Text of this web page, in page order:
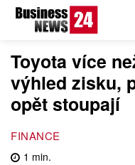
Toyota více
výhled zisku,
opět stoupají
FINANCE
1 min.